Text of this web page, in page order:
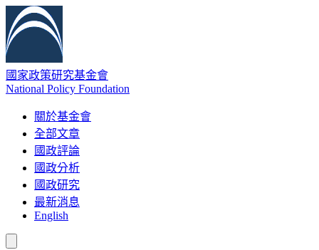
國家政策研究基金會
National Policy Foundation
關於基金會
全部文章
國政評論
國政分析
國政研究
最新消息
English